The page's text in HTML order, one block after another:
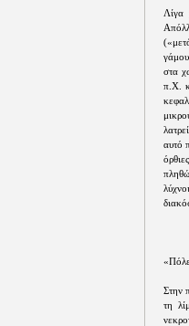
Λίγα
στα
π.Χ.
αυτό
Στην
τη